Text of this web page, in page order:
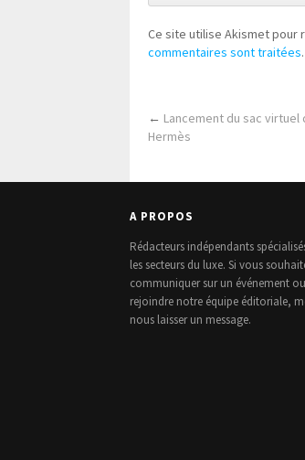
Ce site utilise Akismet pour
commentaires sont traitées.
← Lancement du sac virtuel
Hermès
A PROPOS
Rédacteurs indépendants
les secteurs du luxe. Si vous
communiquer sur un événement ou
rejoindre notre équipe éditoriale,
nous laisser un message.